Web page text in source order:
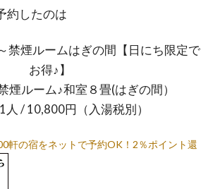
約したのは
禁煙ルームはぎの間【日にち限定で
お得♪】
煙ルーム♪和室８畳(はぎの間）
人 / 10,800円（入湯税別）
軒の宿をネットで予約OK！2％ポイント還